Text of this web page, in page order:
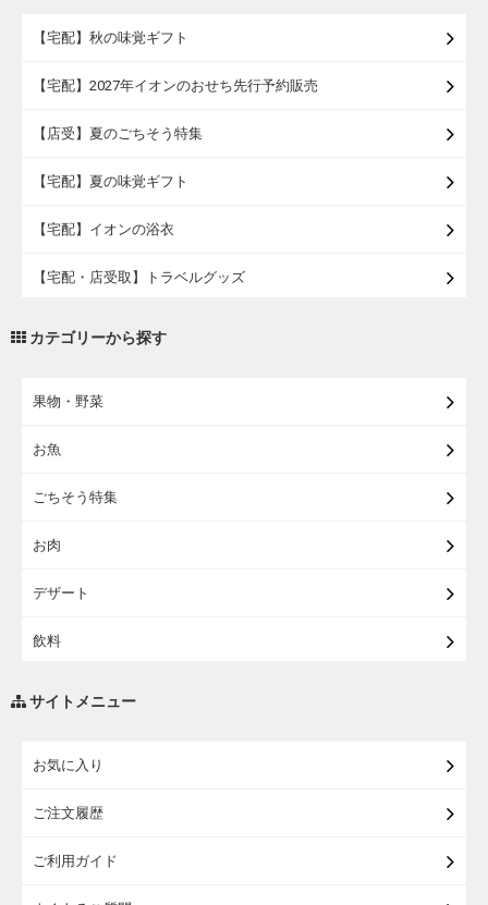
【宅配】秋の味覚ギフト
【宅配】2027年イオンのおせち先行予約販売
【店受】夏のごちそう特集
【宅配】夏の味覚ギフト
【宅配】イオンの浴衣
【宅配・店受取】トラベルグッズ
カテゴリーから探す
果物・野菜
お魚
ごちそう特集
お肉
デザート
飲料
サイトメニュー
お気に入り
ご注文履歴
ご利用ガイド